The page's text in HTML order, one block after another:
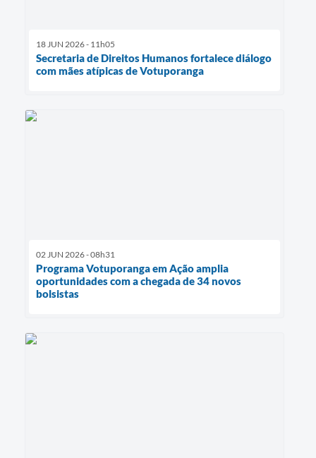
18 JUN 2026 - 11h05
Secretaria de Direitos Humanos fortalece diálogo
com mães atípicas de Votuporanga
02 JUN 2026 - 08h31
Programa Votuporanga em Ação amplia
oportunidades com a chegada de 34 novos
bolsistas